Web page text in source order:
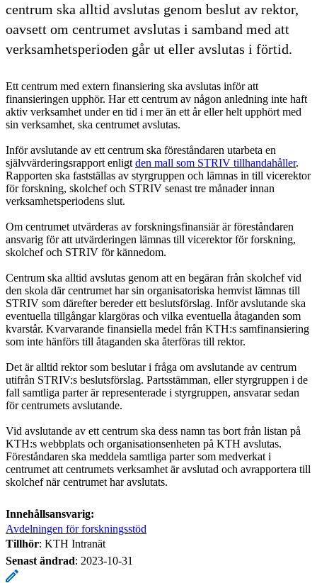
centrum ska alltid avslutas genom beslut av rektor,
oavsett om centrumet avslutas i samband med att
verksamhetsperioden går ut eller avslutas i förtid.
Ett centrum med extern finansiering ska avslutas inför att
finansieringen upphör. Har ett centrum av någon anledning inte haft
aktiv verksamhet under en tid i mer än ett år eller helt upphört med
sin verksamhet, ska centrumet avslutas.
Inför avslutande av ett centrum ska föreståndaren utarbeta en
självvärderingsrapport enligt den mall som STRIV tillhandahåller.
Rapporten ska fastställas av styrgruppen och lämnas in till vicerektor
för forskning, skolchef och STRIV senast tre månader innan
verksamhetsperiodens slut.
Om centrumet utvärderas av forskningsfinansiär är föreståndaren
ansvarig för att utvärderingen lämnas till vicerektor för forskning,
skolchef och STRIV för kännedom.
Centrum ska alltid avslutas genom att en begäran från skolchef vid
den skola där centrumet har sin organisatoriska hemvist lämnas till
STRIV som därefter bereder ett beslutsförslag. Inför avslutande ska
eventuella tillgångar klargöras och vilka eventuella åtaganden som
kvarstår. Kvarvarande finansiella medel från KTH:s samfinansiering
som inte hänförs till åtaganden ska återföras till rektor.
Det är alltid rektor som beslutar i fråga om avslutande av centrum
utifrån STRIV:s beslutsförslag. Partsstämman, eller styrgruppen i de
fall samtliga parter är representerade i styrgruppen, ansvarar sedan
för centrumets avslutande.
Vid avslutande av ett centrum ska dess namn tas bort från listan på
KTH:s webbplats och organisationsenheten på KTH avslutas.
Föreståndaren ska meddela samtliga parter som medverkat i
centrumet att centrumets verksamhet är avslutad och avrapportera till
skolchef när centrumet har avslutats.
Innehållsansvarig:
Avdelningen för forskningsstöd
Tillhör: KTH Intranät
Senast ändrad: 2023-10-31